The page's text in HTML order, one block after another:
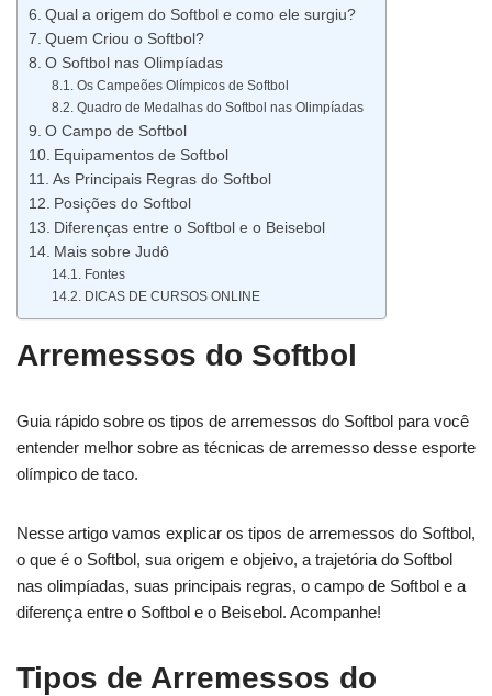
Qual a origem do Softbol e como ele surgiu?
Quem Criou o Softbol?
O Softbol nas Olimpíadas
Os Campeões Olímpicos de Softbol
Quadro de Medalhas do Softbol nas Olimpíadas
O Campo de Softbol
Equipamentos de Softbol
As Principais Regras do Softbol
Posições do Softbol
Diferenças entre o Softbol e o Beisebol
Mais sobre Judô
Fontes
DICAS DE CURSOS ONLINE
Arremessos do Softbol
Guia rápido sobre os tipos de arremessos do Softbol para você
entender melhor sobre as técnicas de arremesso desse esporte
olímpico de taco.
Nesse artigo vamos explicar os tipos de arremessos do Softbol,
o que é o Softbol, sua origem e objeivo, a trajetória do Softbol
nas olimpíadas, suas principais regras, o campo de Softbol e a
diferença entre o Softbol e o Beisebol. Acompanhe!
Tipos de Arremessos do